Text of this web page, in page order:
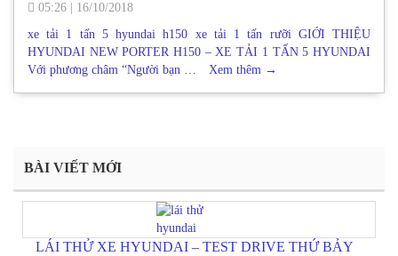
05:26
16/10/2018
xe tải 1 tấn 5 hyundai h150 xe tải 1 tấn rưỡi GIỚI THIỆU
HYUNDAI NEW PORTER H150 – XE TẢI 1 TẤN 5 HYUNDAI
Với phương châm “Người bạn …
Xem thêm →
BÀI VIẾT MỚI
LÁI THỬ XE HYUNDAI – TEST DRIVE THỨ BẢY